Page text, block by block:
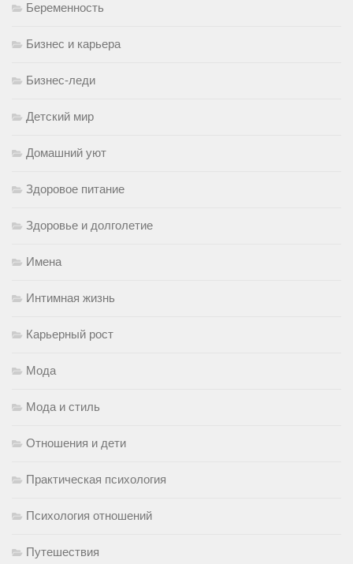
Беременность
Бизнес и карьера
Бизнес-леди
Детский мир
Домашний уют
Здоровое питание
Здоровье и долголетие
Имена
Интимная жизнь
Карьерный рост
Мода
Мода и стиль
Отношения и дети
Практическая психология
Психология отношений
Путешествия